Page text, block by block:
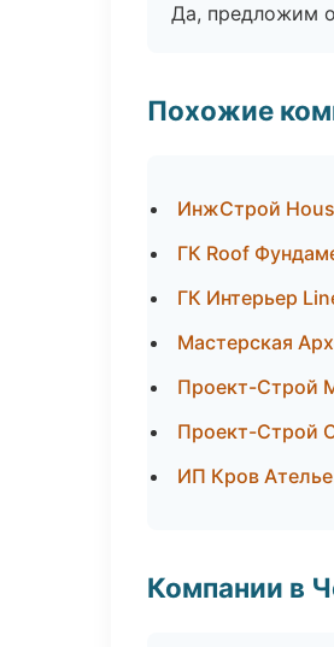
Да, предложим
Похожие
ИнжСтрой
ГК Roof
ГК Интерьер
Мастерская
Проект-Строй
Проект-Строй
ИП Кров
Компании в